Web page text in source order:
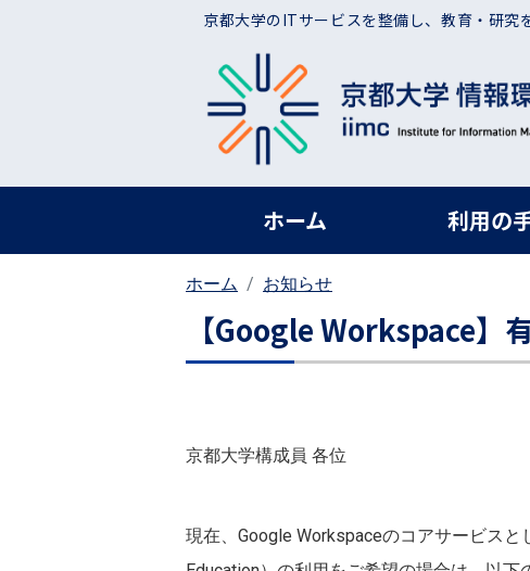
京都大学のITサービスを整備し、教育・研究
ヘッダー グローバル
ホーム 利用の
ホーム お知らせ
【Google Workspace】
京都大学構成員 各位
現在、Google Workspaceのコアサービス